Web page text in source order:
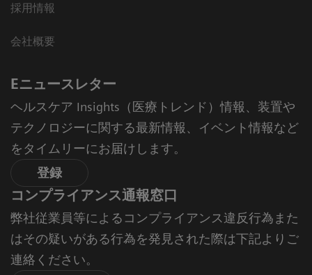
採用情報
会社概要
Eニュースレター
ヘルスケア Insights（医療トレンド）情報、装置や
テクノロジーに関する最新情報、イベント情報など
をタイムリーにお届けします。
登録
コンプライアンス通報窓口
弊社従業員等によるコンプライアンス違反行為また
はその疑いがある行為を発見された際は下記よりご
連絡ください。